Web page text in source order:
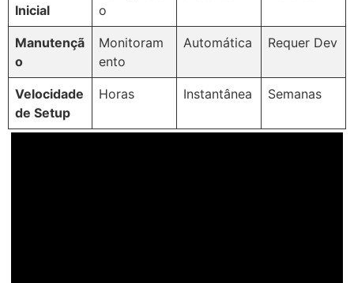
Inicial
o
Manutençã
o
Monitoram
ento
Automática Requer Dev
Velocidade
de Setup
Horas Instantânea Semanas